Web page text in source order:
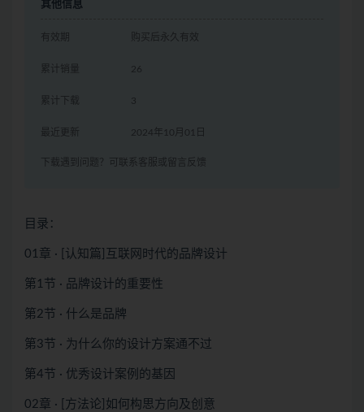
其他信息
有效期 购买后永久有效
累计销量 26
累计下载 3
最近更新 2024年10月01日
下载遇到问题？可联系客服或留言反馈
目录：
01章 · [认知篇]互联网时代的品牌设计
第1节 · 品牌设计的重要性
第2节 · 什么是品牌
第3节 · 为什么你的设计方案通不过
第4节 · 优秀设计案例的基因
02章 · [方法论]如何构思方向及创意